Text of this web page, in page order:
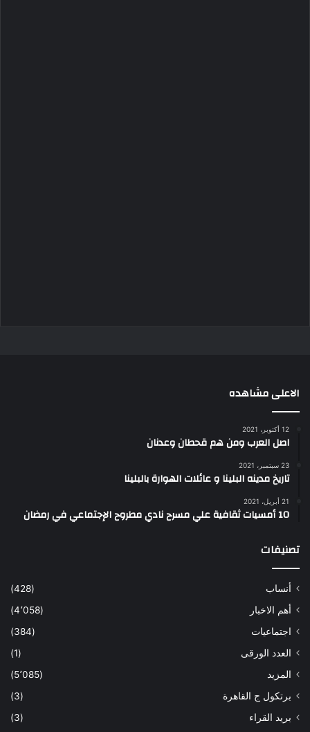
الاعلى مشاهده
12 أكتوبر، 2021
اصل العرب ومن هم قحطان وعدنان
23 سبتمبر، 2021
تاريخ مدينه البلينا و عائلات الهوارة بالبلينا
21 أبريل، 2021
10 أمسيات ثقافية علي مسرح نادي مطروح الإجتماعي في رمضان
تصنيفات
أنساب
(428)
أهم الاخبار
(4٬058)
اجتماعيات
(384)
العدد الورقى
(1)
المزيد
(5٬085)
برتكول ج القاهرة
(3)
بريد القراء
(3)